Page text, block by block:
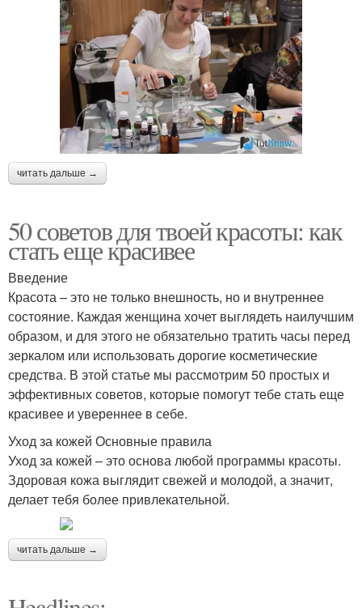
читать дальше →
50 советов для твоей красоты: как
стать еще красивее
Введение
Красота – это не только внешность, но и внутреннее
состояние. Каждая женщина хочет выглядеть наилучшим
образом, и для этого не обязательно тратить часы перед
зеркалом или использовать дорогие косметические
средства. В этой статье мы рассмотрим 50 простых и
эффективных советов, которые помогут тебе стать еще
красивее и увереннее в себе.
Уход за кожей Основные правила
Уход за кожей – это основа любой программы красоты.
Здоровая кожа выглядит свежей и молодой, а значит,
делает тебя более привлекательной.
читать дальше →